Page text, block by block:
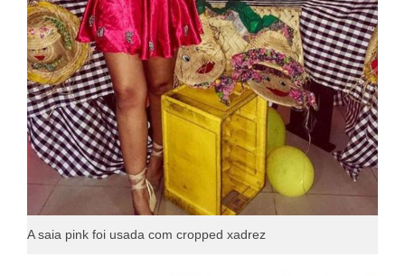
A saia pink foi usada com cropped xadrez